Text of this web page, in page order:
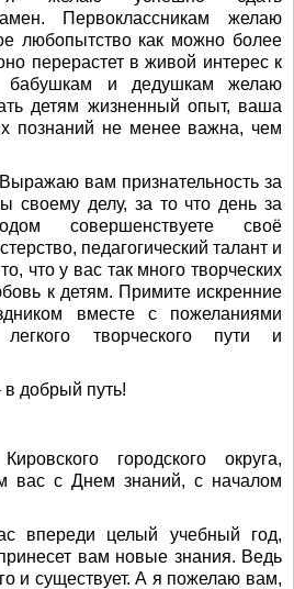
Первоклассникам желаю
любопытство как можно более
перерастет в живой интерес к
бабушкам и дедушкам желаю
детям жизненный опыт, ваша
познаний не менее важна, чем
вам признательность за
своему делу, за то что день за
совершенствуете своё
педагогический талант и
что у вас так много творческих
к детям. Примите искренние
вместе с пожеланиями
легкого творческого пути и
в добрый путь!
городского округа,
вас с Днем знаний, с началом
впереди целый учебный год,
вам новые знания. Ведь
и существует. А я пожелаю вам,